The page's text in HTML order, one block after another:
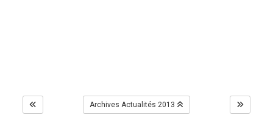
Archives Actualités 2013